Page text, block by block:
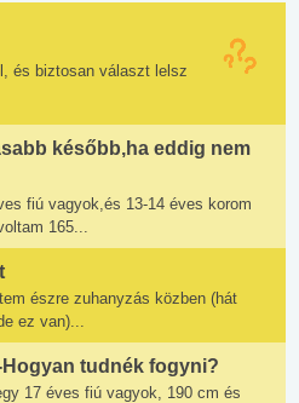
és biztosan választ lelsz
később,ha eddig nem
fiú vagyok,és 13-14 éves korom
165...
észre zuhanyzás közben (hát
ez van)...
tudnék fogyni?
17 éves fiú vagyok, 190 cm és